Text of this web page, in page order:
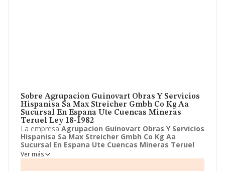
Sobre Agrupacion Guinovart Obras Y Servicios
Hispanisa Sa Max Streicher Gmbh Co Kg Aa
Sucursal En Espana Ute Cuencas Mineras
Teruel Ley 18-1982
La empresa Agrupacion Guinovart Obras Y Servicios
Hispanisa Sa Max Streicher Gmbh Co Kg Aa
Sucursal En Espana Ute Cuencas Mineras Teruel
Ley 18-1982
lleva ya 24 años en funcionamiento. La
empresaAgrupacion Guinovart Obras Y Servicios
Ver más